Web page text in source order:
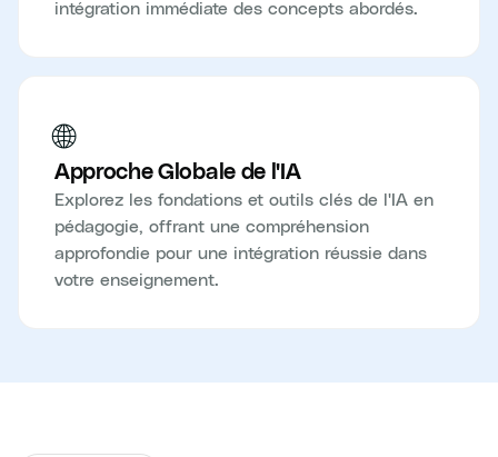
intégration immédiate des concepts abordés.
🌐
Approche Globale de l'IA
Explorez les fondations et outils clés de l'IA en
pédagogie, offrant une compréhension
approfondie pour une intégration réussie dans
votre enseignement.